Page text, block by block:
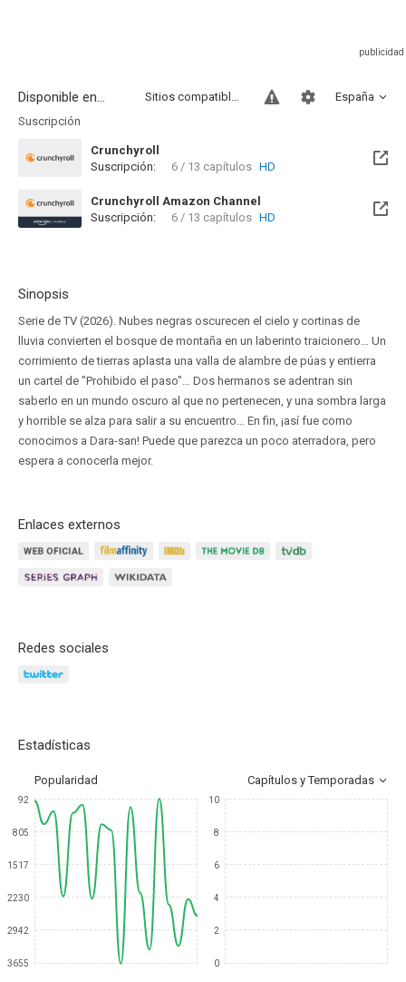
Disponible en... España
Sitios compatibles
Suscripción
Crunchyroll
Suscripción:
6 / 13 capítulos HD
Crunchyroll Amazon Channel
Suscripción:
6 / 13 capítulos HD
Sinopsis
Serie de TV (2026). Nubes negras oscurecen el cielo y cortinas de
lluvia convierten el bosque de montaña en un laberinto traicionero… Un
corrimiento de tierras aplasta una valla de alambre de púas y entierra
un cartel de "Prohibido el paso"… Dos hermanos se adentran sin
saberlo en un mundo oscuro al que no pertenecen, y una sombra larga
y horrible se alza para salir a su encuentro… En fin, ¡así fue como
conocimos a Dara-san! Puede que parezca un poco aterradora, pero
espera a conocerla mejor.
Enlaces externos
Redes sociales
Estadísticas
Popularidad Capítulos y Temporadas
92
805
1517
2230
2942
3655
10
8
6
4
2
0